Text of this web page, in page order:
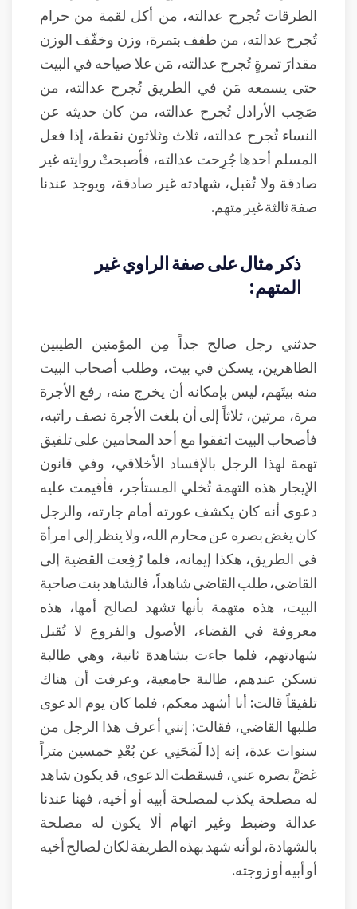
الطرقات تُجرح عدالته، من أكل لقمة من حرام
تُجرح عدالته، من طفف بتمرة، وزن وخفّف الوزن
مقدارَ تمرةٍ تُجرح عدالته، مَن علا صياحه في البيت
حتى يسمعه مَن في الطريق تُجرح عدالته، من
صَحِب الأراذل تُجرح عدالته، من كان حديثه عن
النساء تُجرح عدالته، ثلاث وثلاثون نقطة، إذا فعل
المسلم أحدها جُرِحت عدالته، فأصبحتْ روايته غير
صادقة ولا تُقبل، شهادته غير صادقة، ويوجد عندنا
صفة ثالثة غير متهم.
ذكر مثال على صفة الراوي غير
المتهم:
حدثني رجل صالح جداً مِن المؤمنين الطيبين
الطاهرين، يسكن في بيت، وطلب أصحاب البيت
منه بيتَهم، ليس بإمكانه أن يخرج منه، رفع الأجرة
مرة، مرتين، ثلاثاً إلى أن بلغت الأجرة نصف راتبه،
فأصحاب البيت اتفقوا مع أحد المحامين على تلفيق
تهمة لهذا الرجل بالإفساد الأخلاقي، وفي قانون
الإيجار هذه التهمة تُخلي المستأجر، فأقيمت عليه
دعوى أنه كان يكشف عورته أمام جارته، والرجل
كان يغض بصره عن محارم الله، ولا ينظر إلى امرأة
في الطريق، هكذا إيمانه، فلما رُفِعت القضية إلى
القاضي، طلب القاضي شاهداً، فالشاهد بنت صاحبة
البيت، هذه متهمة بأنها تشهد لصالح أمها، هذه
معروفة في القضاء، الأصول والفروع لا تُقبل
شهادتهم، فلما جاءت بشاهدة ثانية، وهي طالبة
تسكن عندهم، طالبة جامعية، وعرفت أن هناك
تلفيقاً قالت: أنا أشهد معكم، فلما كان يوم الدعوى
طلبها القاضي، فقالت: إنني أعرف هذا الرجل من
سنوات عدة، إنه إذا لَمَحَنِي عن بُعْدِ خمسين متراً
غضَّ بصره عني، فسقطت الدعوى، قد يكون شاهد
له مصلحة يكذب لمصلحة أبيه أو أخيه، فهنا عندنا
عدالة وضبط وغير اتهام ألا يكون له مصلحة
بالشهادة، لو أنه شهد بهذه الطريقة لكان لصالح أخيه
أو أبيه أو زوجته.